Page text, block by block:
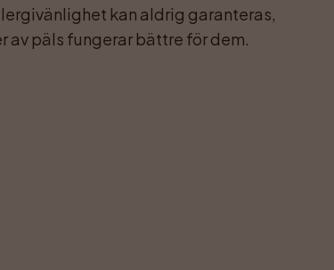
kan aldrig garanteras,
av päls fungerar bättre för dem.